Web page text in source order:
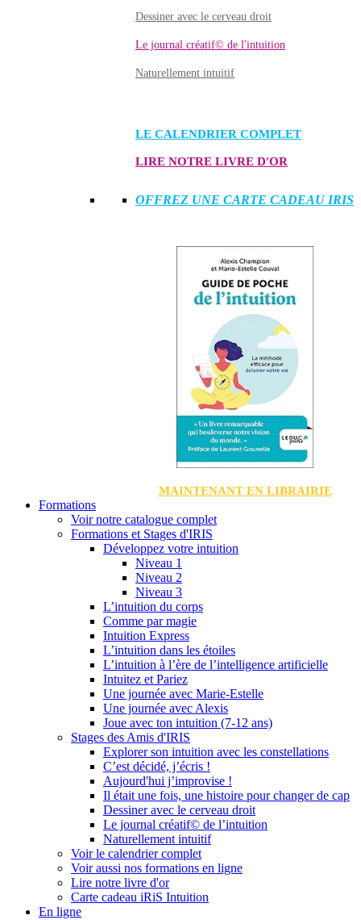
Dessiner avec le cerveau droit
Le journal créatif© de l'intuition
Naturellement intuitif
LE CALENDRIER COMPLET
LIRE NOTRE LIVRE D'OR
OFFREZ UNE CARTE CADEAU IRIS
MAINTENANT EN LIBRAIRIE
Formations
Voir notre catalogue complet
Formations et Stages d'IRIS
Développez votre intuition
Niveau 1
Niveau 2
Niveau 3
L’intuition du corps
Comme par magie
Intuition Express
L’intuition dans les étoiles
L’intuition à l’ère de l’intelligence artificielle
Intuitez et Pariez
Une journée avec Marie-Estelle
Une journée avec Alexis
Joue avec ton intuition (7-12 ans)
Stages des Amis d'IRIS
Explorer son intuition avec les constellations
C’est décidé, j’écris !
Aujourd'hui j’improvise !
Il était une fois, une histoire pour changer de cap
Dessiner avec le cerveau droit
Le journal créatif© de l’intuition
Naturellement intuitif
Voir le calendrier complet
Voir aussi nos formations en ligne
Lire notre livre d'or
Carte cadeau iRiS Intuition
En ligne